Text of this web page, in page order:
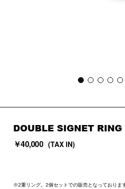
DOUBLE SIGNET
￥40,000 (TAX IN)
※2重リング。2個セットでの販売となっております